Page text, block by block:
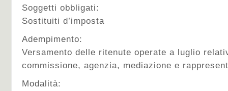
Soggetti obbligati:
Sostituiti d’imposta
Adempimento:
Versamento delle ritenute operate a luglio
commissione, agenzia, mediazione e
Modalità: